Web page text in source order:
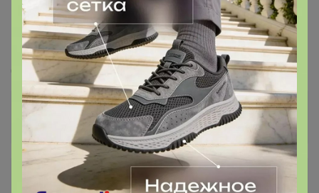
83 5.0 135.8K 196K
Librederm - аптечная косметика. Последние
муссы по 79р!
Стоп 14 августа
+474